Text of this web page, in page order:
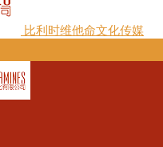
比利时维他命文化传媒